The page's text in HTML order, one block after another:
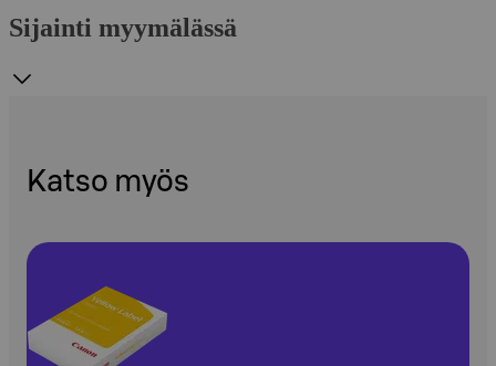
Sijainti myymälässä
Katso myös